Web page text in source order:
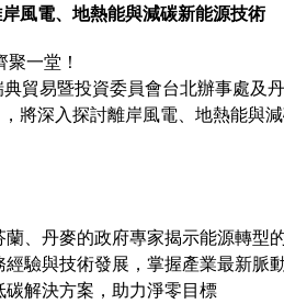
風電、地熱能與減碳新能源技術
一堂！
貿易暨投資委員會台北辦事處及
將深入探討離岸風電、地熱能與
、丹麥的政府專家揭示能源轉型
驗與技術發展，掌握產業最新脈動
碳解決方案，助力淨零目標